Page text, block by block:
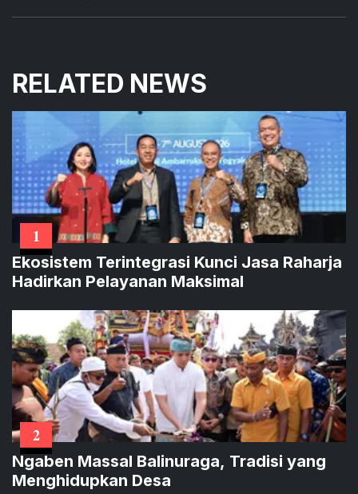
RELATED NEWS
1
Ekosistem Terintegrasi Kunci Jasa Raharja
Hadirkan Pelayanan Maksimal
2
Ngaben Massal Balinuraga, Tradisi yang
Menghidupkan Desa